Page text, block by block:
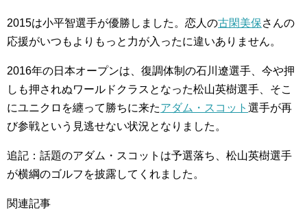
2015は小平智選手が優勝しました。恋人の古閑美保さんの
応援がいつもよりもっと力が入ったに違いありません。
2016年の日本オープンは、復調体制の石川遼選手、今や押
しも押されぬワールドクラスとなった松山英樹選手、そこ
にユニクロを纏って勝ちに来たアダム・スコット 選手が再
び参戦という見逃せない状況となりました。
追記：話題のアダム・スコットは予選落ち、松山英樹選手
が横綱のゴルフを披露してくれました。
関連記事